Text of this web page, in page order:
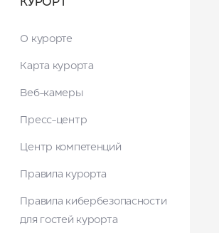
КУРОРТ
О курорте
Карта курорта
Веб-камеры
Пресс-центр
Центр компетенций
Правила курорта
Правила кибербезопасности
для гостей курорта